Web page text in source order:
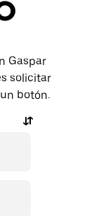
Gaspar
solicitar
botón.